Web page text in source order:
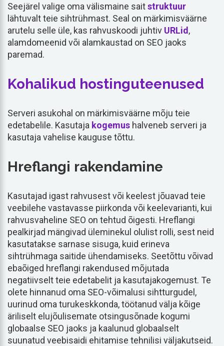
Seejärel valige oma välismaine saitstruktuur
lähtuvalt teie sihtrühmast. Seal on märkimisväärne
arutelu selle üle, kas rahvuskoodi juhtiv URLid ,
alamdomeenid või alamkaustad on SEO jaoks
paremad.
Kohalikud hostinguteenused
Serveri asukohal on märkimisväärne mõju teie
edetabelile. Kasutaja kogemus halveneb serveri ja
kasutaja vahelise kauguse tõttu.
Hreflangi rakendamine
Kasutajad igast rahvusest või keelest jõuavad teie
veebilehe vastavasse piirkonda või keelevarianti, kui
rahvusvaheline SEO on tehtud õigesti. Hreflangi
pealkirjad mängivad üleminekul olulist rolli, sest neid
kasutatakse sarnase sisuga, kuid erineva
sihtrühmaga saitide ühendamiseks. Seetõttu võivad
ebaõiged hreflangi rakendused mõjutada
negatiivselt teie edetabelit ja kasutajakogemust. Te
olete hinnanud oma SEO-võimalusi sihtturgudel,
uurinud oma turukeskkonda, töötanud välja kõige
äriliselt elujõulisemate otsingusõnade kogumi
globaalse SEO jaoks ja kaalunud globaalselt
suunatud veebisaidi ehitamise tehnilisi väljakutseid.